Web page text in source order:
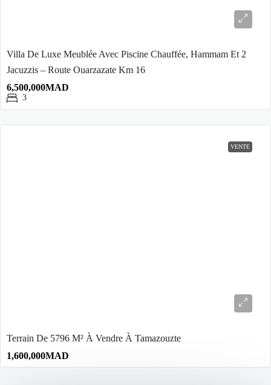
Villa De Luxe Meublée Avec Piscine Chauffée, Hammam Et 2
Jacuzzis – Route Ouarzazate Km 16
6,500,000MAD
3
VENTE
Terrain De 5796 M² À Vendre À Tamazouzte
1,600,000MAD